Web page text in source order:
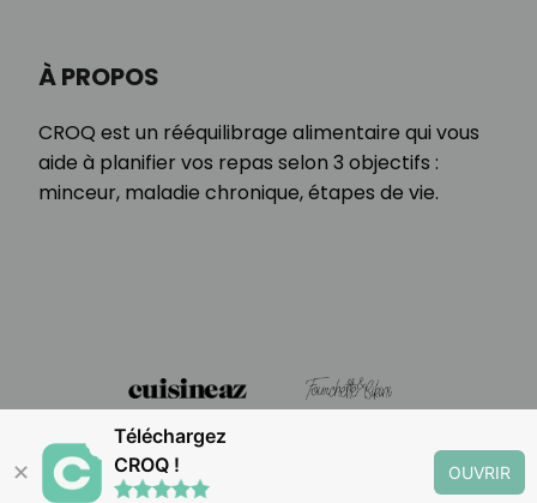
À PROPOS
CROQ est un rééquilibrage alimentaire qui vous
aide à planifier vos repas selon 3 objectifs :
minceur, maladie chronique, étapes de vie.
✕
Téléchargez
CROQ !
OUVRIR